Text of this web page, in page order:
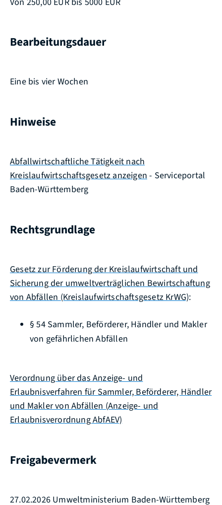
Bearbeitungsdauer
Eine bis vier Wochen
Hinweise
Abfallwirtschaftliche Tätigkeit nach
Kreislaufwirtschaftsgesetz anzeigen- Serviceportal
Baden-Württemberg
Rechtsgrundlage
Gesetz zur Förderung der Kreislaufwirtschaft und
Sicherung der umweltverträglichen Bewirtschaftung
von Abfällen (Kreislaufwirtschaftsgesetz KrWG):
§ 54 Sammler, Beförderer, Händler und Makler
von gefährlichen Abfällen
Verordnung über das Anzeige- und
Erlaubnisverfahren für Sammler, Beförderer, Händler
und Makler von Abfällen (Anzeige- und
Erlaubnisverordnung AbfAEV)
Freigabevermerk
27.02.2026 Umweltministerium Baden-Württemberg